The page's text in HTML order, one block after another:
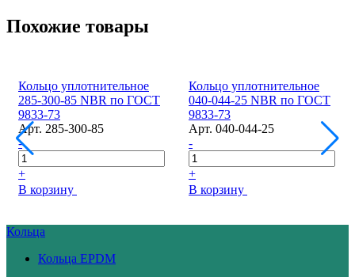
Похожие товары
Кольцо уплотнительное
285-300-85 NBR по ГОСТ
9833-73
Арт. 285-300-85
-
+
В корзину
Кольцо уплотнительное
040-044-25 NBR по ГОСТ
9833-73
Арт. 040-044-25
-
+
В корзину
Кольца
Кольца EPDM